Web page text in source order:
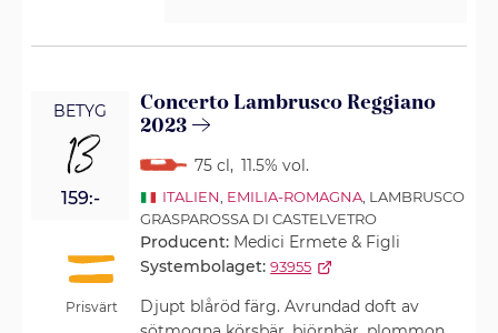
BETYG
13
159:-
Prisvärt
Concerto Lambrusco Reggiano
2023
75 cl, 11.5% vol.
ITALIEN EMILIA-ROMAGNA, LAMBRUSCO
GRASPAROSSA DI CASTELVETRO
Producent: Medici Ermete & Figli
Systembolaget: 93955
Djupt blåröd färg. Avrundad doft av